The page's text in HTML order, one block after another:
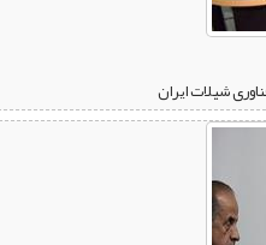
شیلات ایران